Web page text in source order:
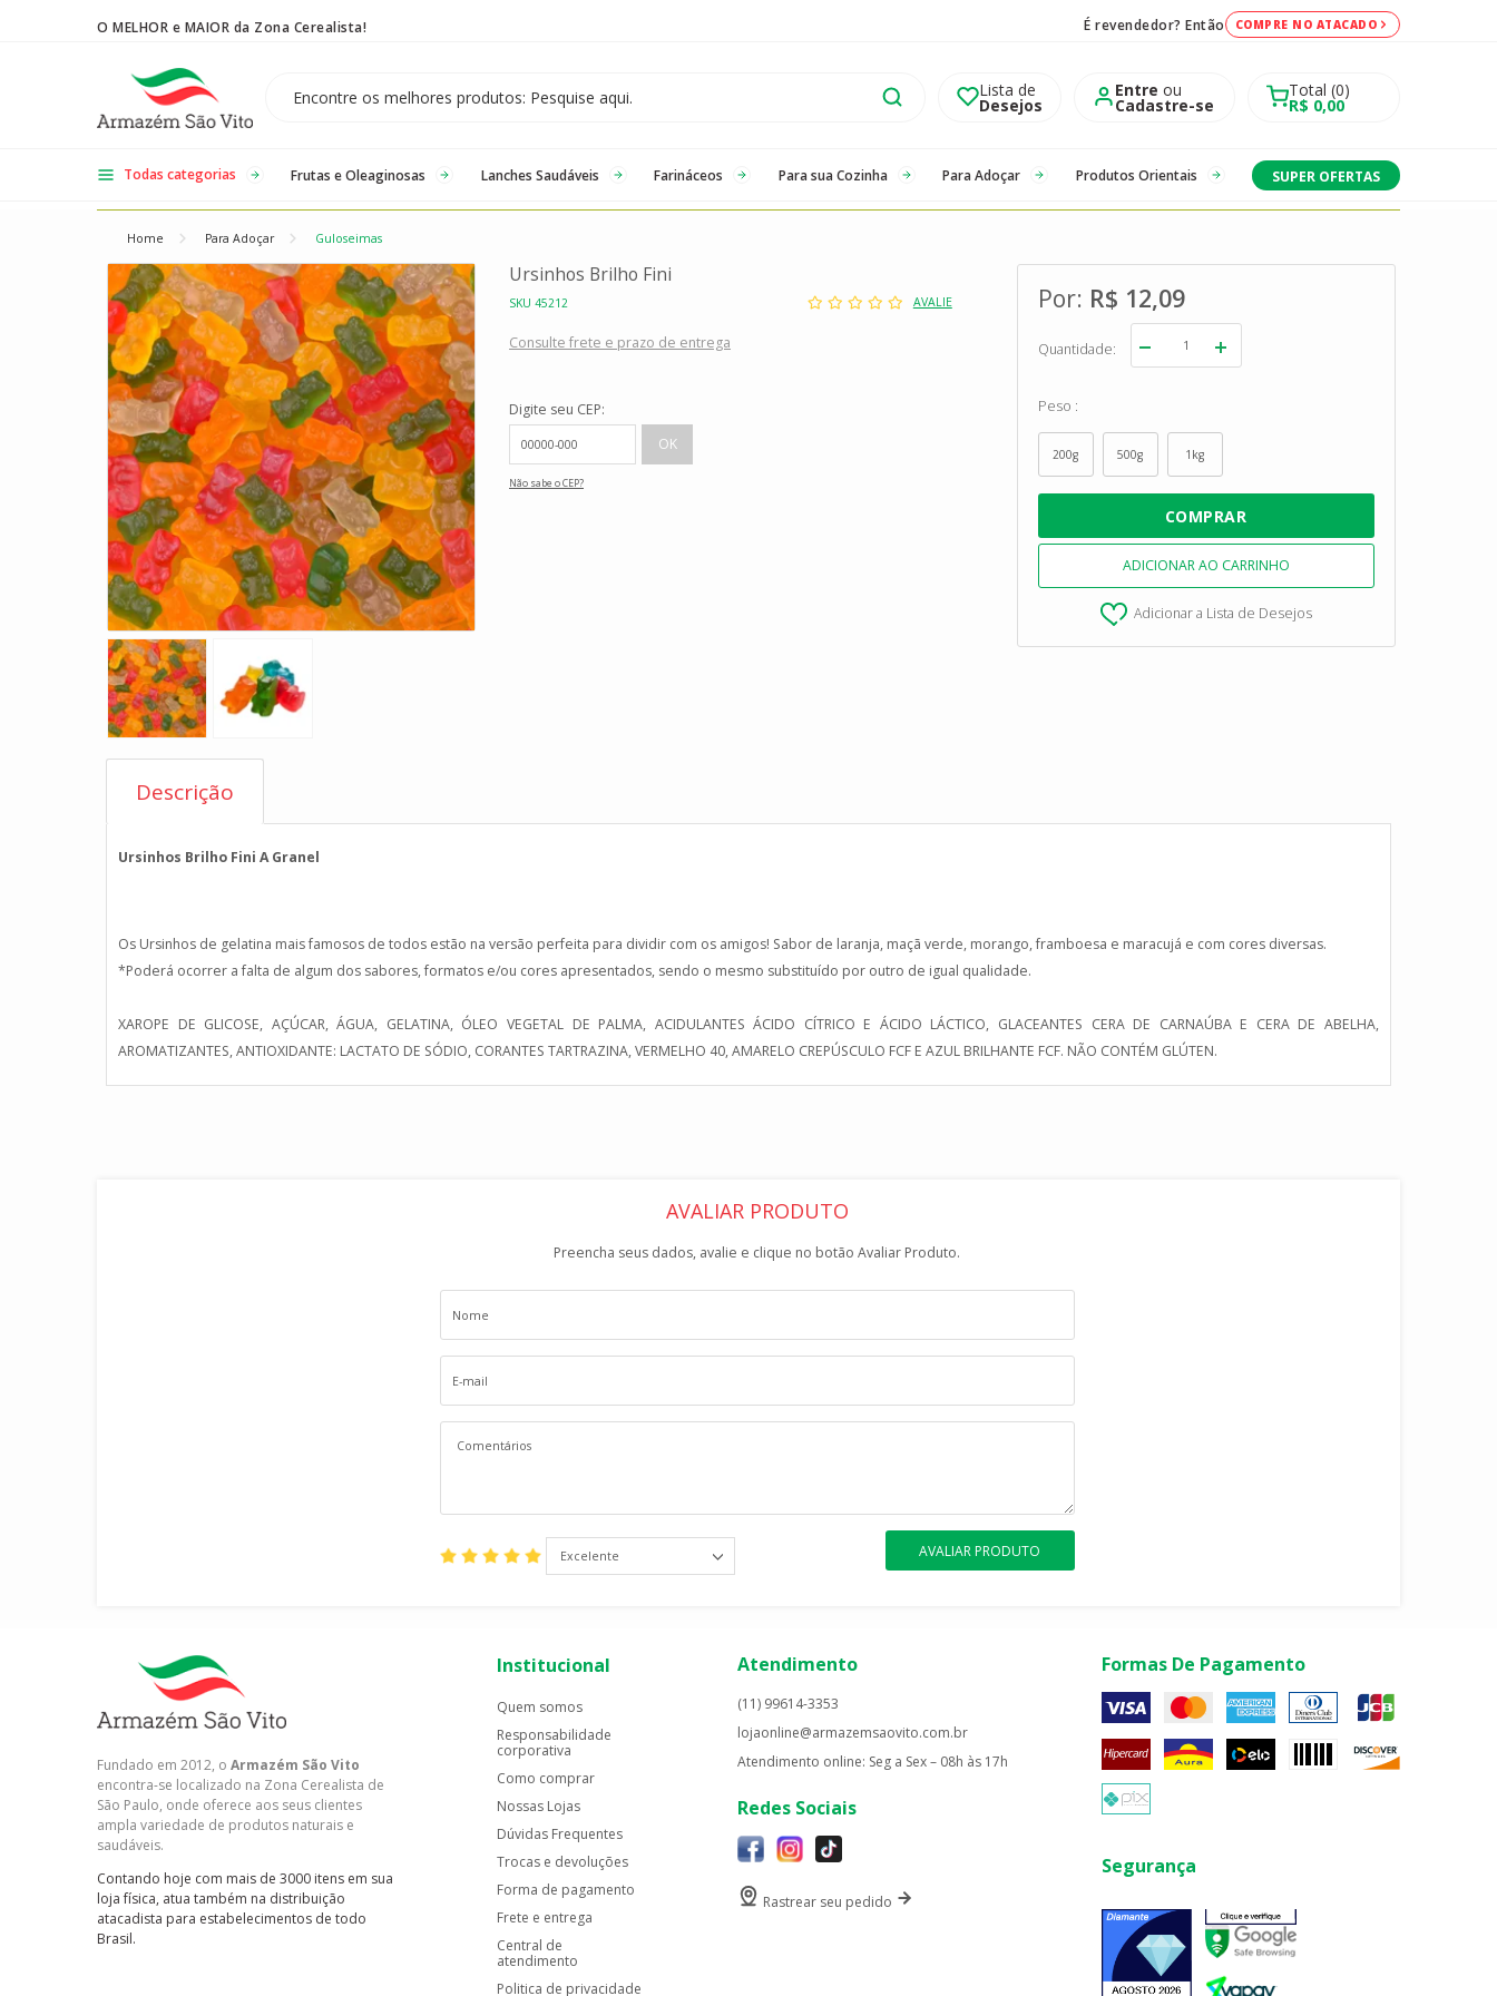
O MELHOR e MAIOR da Zona Cerealista!
É revendedor? Então COMPRE NO ATACADO
Lista de
Desejos
Entre ou
Cadastre-se
Total 0
R$ 0,00
Todas categorias Frutas e Oleaginosas Lanches Saudáveis Farináceos Para sua Cozinha Para Adoçar Produtos Orientais SUPER OFERTAS
Home Para Adoçar Guloseimas
Ursinhos Brilho Fini
SKU 45212 AVALIE
Consulte frete e prazo de entrega
Digite seu CEP:
Não sabe o CEP?
R$ 12,09
Quantidade
Peso
200g 500g 1kg
Adicionar a Lista de Desejos
Descrição
Ursinhos Brilho Fini A Granel
Os Ursinhos de gelatina mais famosos de todos estão na versão perfeita para dividir com os amigos! Sabor de laranja, maçã verde, morango, framboesa e maracujá e com cores diversas.
*Poderá ocorrer a falta de algum dos sabores, formatos e/ou cores apresentados, sendo o mesmo substituído por outro de igual qualidade.
XAROPE DE GLICOSE, AÇÚCAR, ÁGUA, GELATINA, ÓLEO VEGETAL DE PALMA, ACIDULANTES ÁCIDO CÍTRICO E ÁCIDO LÁCTICO, GLACEANTES CERA DE CARNAÚBA E CERA DE ABELHA,
AROMATIZANTES, ANTIOXIDANTE: LACTATO DE SÓDIO, CORANTES TARTRAZINA, VERMELHO 40, AMARELO CREPÚSCULO FCF E AZUL BRILHANTE FCF. NÃO CONTÉM GLÚTEN.
AVALIAR PRODUTO
Preencha seus dados, avalie e clique no botão Avaliar Produto.
Excelente AVALIAR PRODUTO
Fundado em 2012, o Armazém São Vito
encontra-se localizado na Zona Cerealista de
São Paulo, onde oferece aos seus clientes
ampla variedade de produtos naturais e
saudáveis.
Contando hoje com mais de 3000 itens em sua
loja física, atua também na distribuição
atacadista para estabelecimentos de todo
Brasil.
Institucional
Quem somos
Responsabilidade
corporativa
Como comprar
Nossas Lojas
Dúvidas Frequentes
Trocas e devoluções
Forma de pagamento
Frete e entrega
Central de
atendimento
Politica de privacidade
Atendimento
(11) 99614-3353
lojaonline@armazemsaovito.com.br
Atendimento online: Seg a Sex – 08h às 17h
Redes Sociais
Rastrear seu pedido
Formas De Pagamento
Segurança